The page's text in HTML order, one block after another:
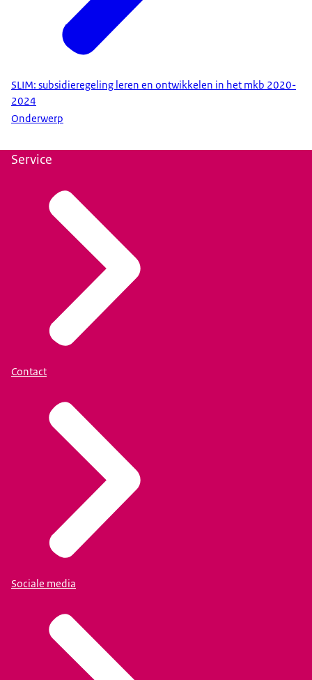
SLIM: subsidieregeling leren en ontwikkelen in het mkb 2020-
2024
Onderwerp
Service
Contact
Sociale media